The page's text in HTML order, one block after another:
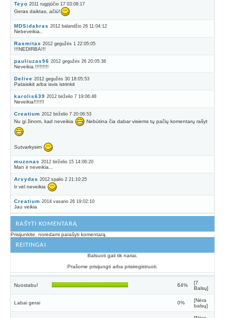
Teyo 2011 rugpjūčio 17 03:08:17
Geras daiktas, ačiū!
MDSidabras 2012 balandžio 26 11:04:12
Nebeveikia..
Rasmitas 2012 gegužės 1 22:05:05
!!!NEDIRBA!!!
pauliuzas96 2012 gegužės 26 20:05:38
Neveikia.!!!!!!!!!
Delive 2012 gegužės 30 18:05:53
Pataisikit arba isvis istrinkit
karolis639 2012 birželio 7 19:06:48
Neveikia!!!!!!!
Creatium 2012 birželio 7 20:06:53
Nu gi žinom, kad neveikia Nebūtina čia dabar visiems tų pačių komentarų rašyt
Sutvarkysim
muzonas 2012 birželio 15 14:06:20
Man ir neveikia...
Arvydas 2012 spalio 2 21:10:25
Ir vėl neveikia
Creatium 2014 vasario 26 19:02:10
Jau veikia
RAŠYTI KOMENTARĄ
Prisijunkite, norėdami parašyti komentarą.
REITINGAI
Balsuoti gali tik nariai.
Prašome prisijungti arba prisiregistruoti.
Nuostabu! 64%
[7
Balsų]
Labai gerai 0%
[Nėra
balsų]